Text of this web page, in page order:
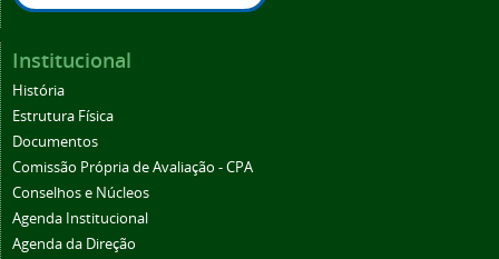
Institucional
História
Estrutura Física
Documentos
Comissão Própria de Avaliação - CPA
Conselhos e Núcleos
Agenda Institucional
Agenda da Direção